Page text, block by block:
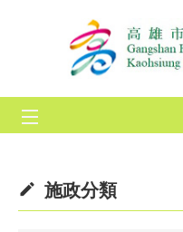
跳到主要內容區塊
施政分類